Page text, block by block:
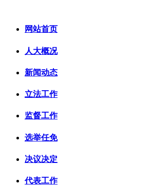
网站首页
人大概况
新闻动态
立法工作
监督工作
选举任免
决议决定
代表工作